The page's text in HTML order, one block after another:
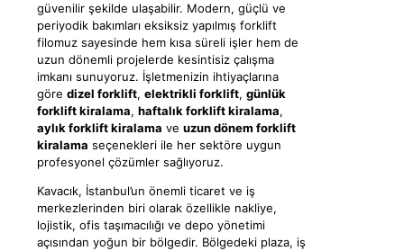
güvenilir şekilde ulaşabilir. Modern, güçlü ve
periyodik bakımları eksiksiz yapılmış forklift
filomuz sayesinde hem kısa süreli işler hem de
uzun dönemli projelerde kesintisiz çalışma
imkanı sunuyoruz. İşletmenizin ihtiyaçlarına
göre dizel forklift, elektrikli forklift, günlük
forklift kiralama, haftalık forklift kiralama,
aylık forklift kiralama ve uzun dönem forklift
kiralama seçenekleri ile her sektöre uygun
profesyonel çözümler sağlıyoruz.
Kavacık, İstanbul’un önemli ticaret ve iş
merkezlerinden biri olarak özellikle nakliye,
lojistik, ofis taşımacılığı ve depo yönetimi
açısından yoğun bir bölgedir. Bölgedeki plaza, iş